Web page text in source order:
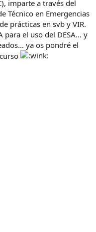
imparte a través del
Técnico en Emergencias
prácticas en svb y VIR.
para el uso del DESA... y
ya os pondré el